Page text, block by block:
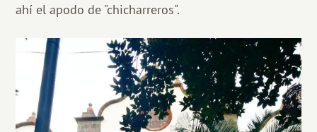
ahí el apodo de "chicharreros".